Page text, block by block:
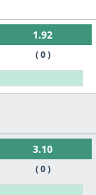
1.92
( 0 )
3.10
( 0 )